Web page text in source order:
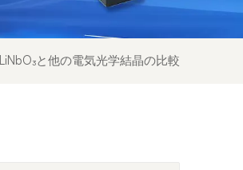
LiNbO₃と他の電気光学結晶の比較